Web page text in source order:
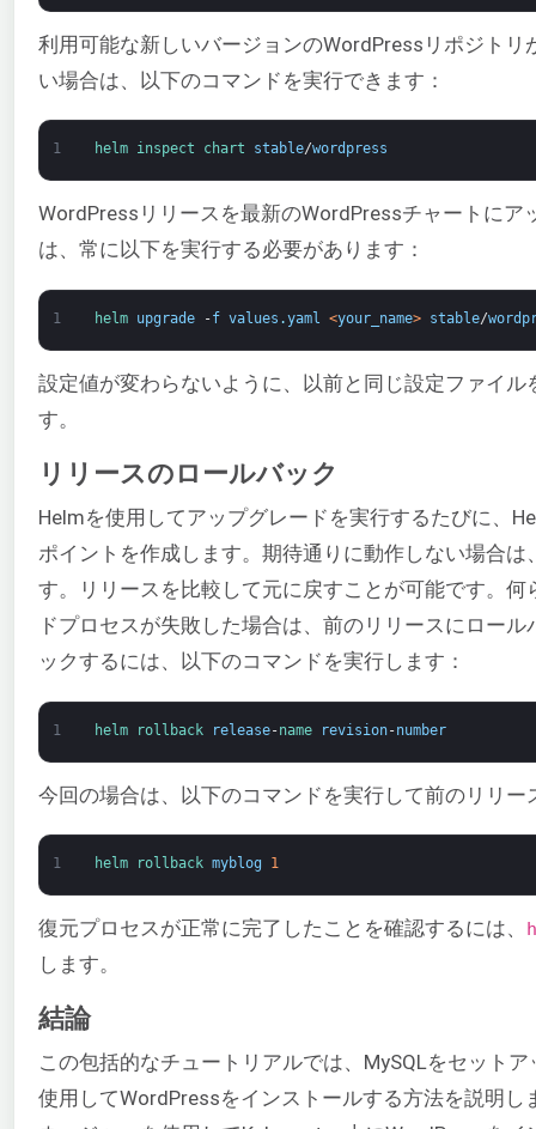
利用可能な新しいバージョンのWordPressリポジトリ
い場合は、以下のコマンドを実行できます：
1 helm inspect chart stable/wordpress
WordPressリリースを最新のWordPressチャートにア
は、常に以下を実行する必要があります：
1 helm upgrade -f values .yaml <your_name> stable/
設定値が変わらないように、以前と同じ設定ファイル
す。
リリースのロールバック
Helmを使用してアップグレードを実行するたびに、
ポイントを作成します。期待通りに動作しない場合は
す。リリースを比較して元に戻すことが可能です。
ドプロセスが失敗した場合は、前のリリースにロー
ックするには、以下のコマンドを実行します：
1 helm rollback release-name revision-number
今回の場合は、以下のコマンドを実行して前のリリ
1 helm rollback myblog 1
復元プロセスが正常に完了したことを確認するには、
します。
結論
この包括的なチュートリアルでは、MySQLをセット
使用してWordPressをインストールする方法を説明し